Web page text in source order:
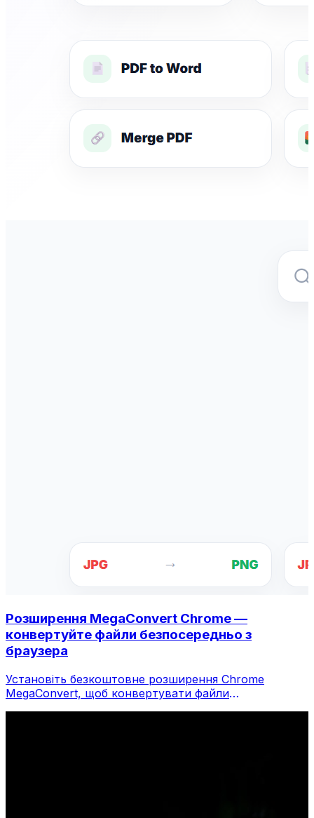
Розширення MegaConvert Chrome —
конвертуйте файли безпосередньо з
браузера
Установіть безкоштовне розширення Chrome
MegaConvert, щоб конвертувати файли